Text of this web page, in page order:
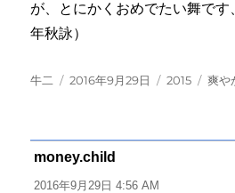
が、とにかくおめでたい舞です
年秋詠）
投
牛二
投
2016年9月29日
カ
2015
タ
爽や
money.child
り:
2016年9月29日 4:56 AM